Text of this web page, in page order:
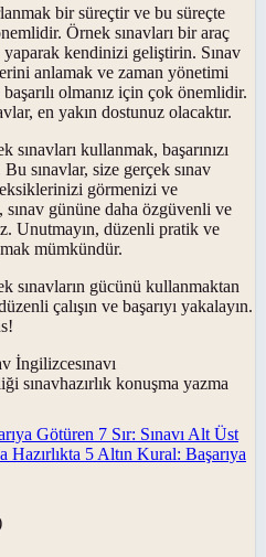
bir süreçtir ve bu süreçte
Örnek sınavları bir araç
kendinizi geliştirin. Sınav
anlamak ve zaman yönetimi
olmanız için çok önemlidir.
en yakın dostunuz olacaktır.
sınavları kullanmak, başarınızı
sınavlar, size gerçek sınav
eksiklerinizi görmenizi ve
gününe daha özgüvenli ve
Unutmayın, düzenli pratik ve
mümkündür.
sınavların gücünü kullanmaktan
çalışın ve başarıyı yakalayın.
İngilizcesınavı
sınavhazırlık konuşma yazma
Götüren 7 Sır: Sınavı Alt Üst
Hazırlıkta 5 Altın Kural: Başarıya